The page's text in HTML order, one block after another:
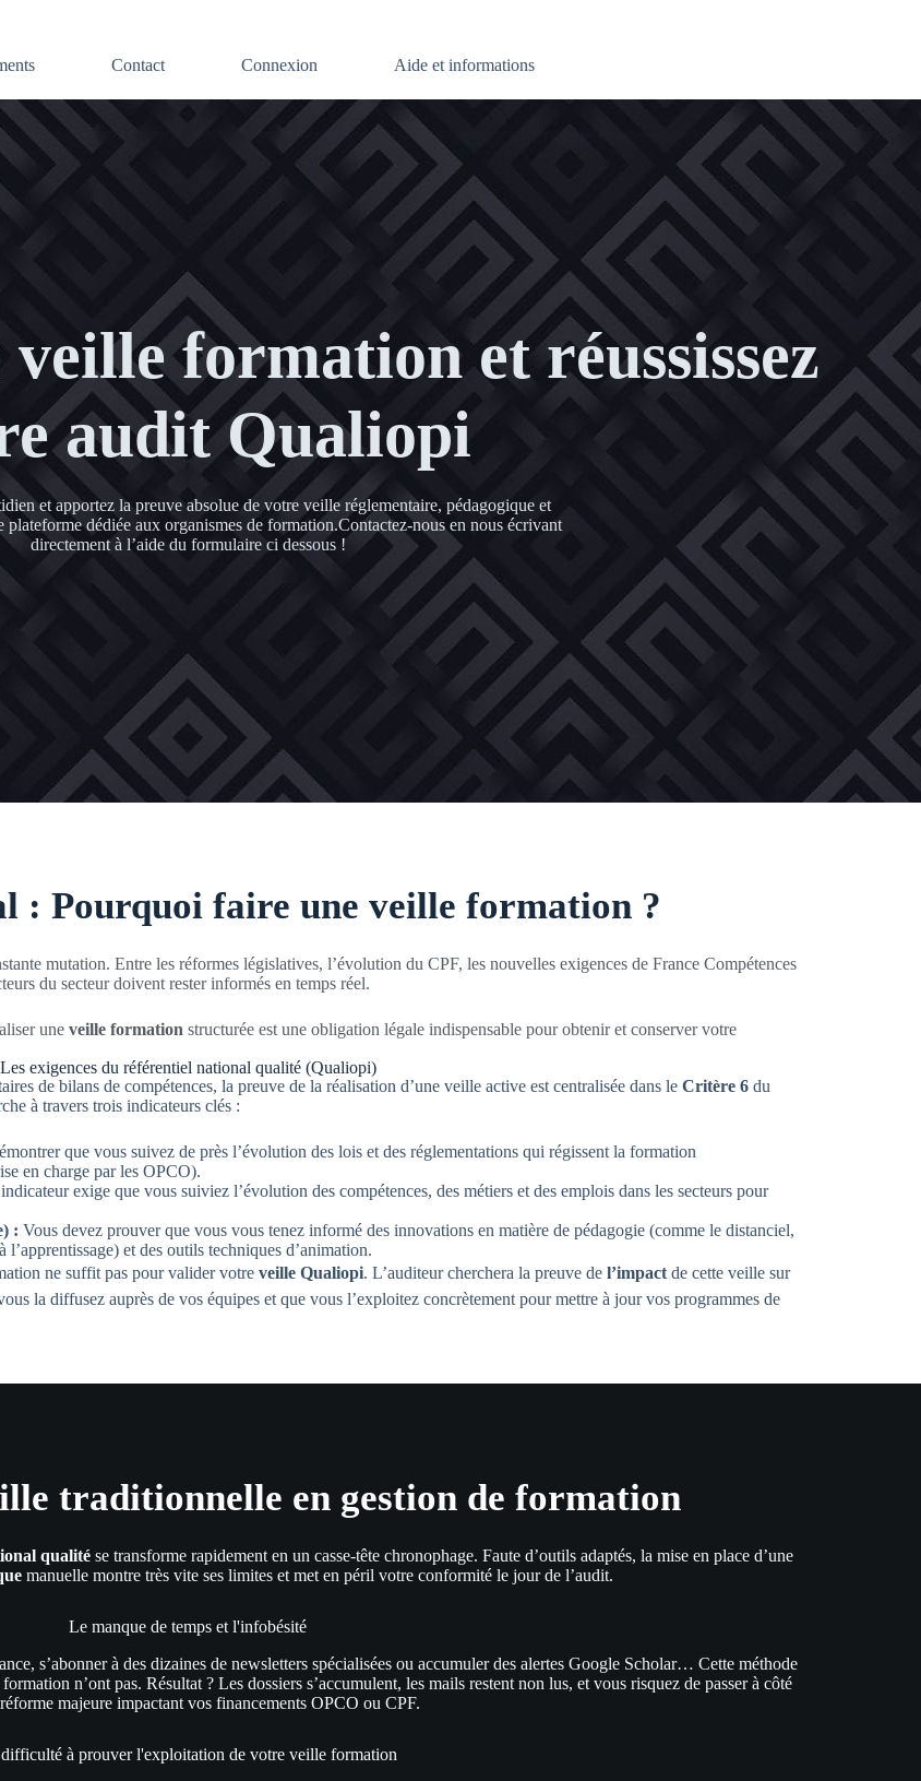
Contact Connexion Aide et informations
formation et réussissez
audit Qualiopi
et apportez la preuve absolue de votre veille réglementaire, pédagogique et
plateforme dédiée aux organismes de formation.Contactez-nous en nous écrivant
directement à l’aide du formulaire ci dessous !
: Pourquoi faire une veille formation ?
mutation. Entre les réformes législatives, l’évolution du CPF, les nouvelles exigences de France Compétences
du secteur doivent rester informés en temps réel.
uneveille formation structurée est une obligation légale indispensable pour obtenir et conserver votre
Les exigences du référentiel national qualité (Qualiopi)
de bilans de compétences, la preuve de la réalisation d’une veille active est centralisée dans leCritère 6 du
à travers trois indicateurs clés :
que vous suivez de près l’évolution des lois et des réglementations qui régissent la formation
en charge par les OPCO).
exige que vous suiviez l’évolution des compétences, des métiers et des emplois dans les secteurs pour
: Vous devez prouver que vous vous tenez informé des innovations en matière de pédagogie (comme le distanciel,
et des outils techniques d’animation.
ne suffit pas pour valider votreveille Qualiopi. L’auditeur cherchera la preuve del’impact de cette veille sur
la diffusez auprès de vos équipes et que vous l’exploitez concrètement pour mettre à jour vos programmes de
traditionnelle en gestion de formation
qualité se transforme rapidement en un casse-tête chronophage. Faute d’outils adaptés, la mise en place d’une
manuelle montre très vite ses limites et met en péril votre conformité le jour de l’audit.
Le manque de temps et l'infobésité
s’abonner à des dizaines de newsletters spécialisées ou accumuler des alertes Google Scholar… Cette méthode
n’ont pas. Résultat ? Les dossiers s’accumulent, les mails restent non lus, et vous risquez de passer à côté
majeure impactant vos financements OPCO ou CPF.
à prouver l'exploitation de votre veille formation